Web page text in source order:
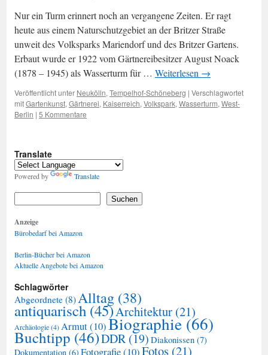
Nur ein Turm erinnert noch an vergangene Zeiten. Er ragt
heute aus einem Naturschutzgebiet an der Britzer Straße
unweit des Volksparks Mariendorf und des Britzer Gartens.
Erbaut wurde er 1922 vom Gärtnereibesitzer August Noack
(1878 – 1945) als Wasserturm für … Weiterlesen →
Veröffentlicht unter Neukölln, Tempelhof-Schöneberg | Verschlagwortet
mitGartenkunst, Gärtnerei, Kaiserreich, Volkspark, Wasserturm, West-
Berlin | 5 Kommentare
Translate
Powered by Translate
Suchen
Anzeige
Bürobedarf bei Amazon
Berlin-Bücher bei Amazon
Aktuelle Angebote bei Amazon
Schlagwörter
Abgeordnete (8)Alltag (38)
antiquarisch (45)Architektur (21)
Archäologie(4)Armut(10)Biographie (66)
Buchtipp (46)DDR (19) Diakonissen (7)
Dokumentation (6) Fotografie(10)Fotos (21)